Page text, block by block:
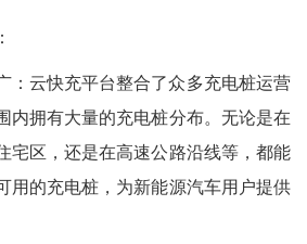
：云快充平台整合了众多充电桩运营
内拥有大量的充电桩分布。无论是在
宅区，还是在高速公路沿线等，都能
用的充电桩，为新能源汽车用户提供